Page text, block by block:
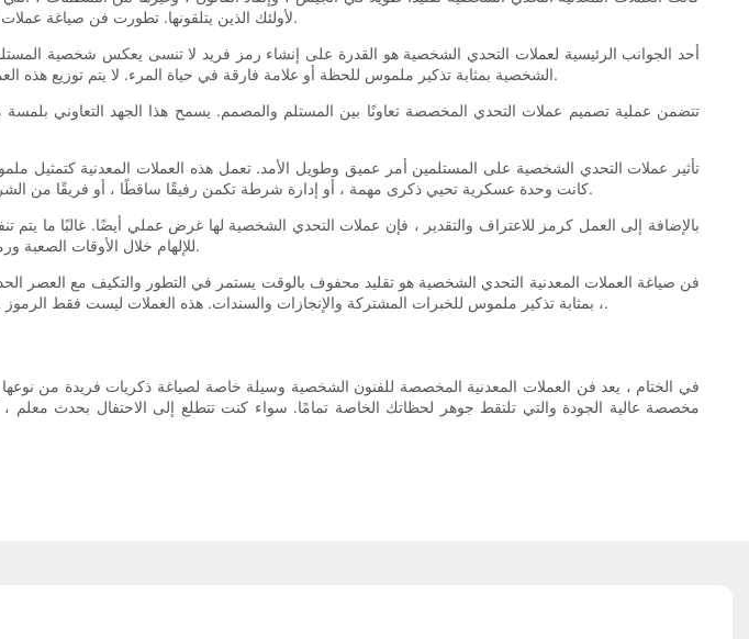
لأولئك الذين يتلقونها. تطورت فن صياغة عملات التحدي الشخصية على مر السنين ، مع تصميمات معقدة ورسائل ذات مغزى تترك تأثيرًا دائمًا على المستلمين.
أحد الجوانب الرئيسية لعملات التحدي الشخصية هو القدرة على إنشاء رمز فريد لا تنسى يعكس شخصية
الشخصية بمثابة تذكير ملموس للحظة أو علامة فارقة في حياة المرء. لا يتم توزيع هذه العملات المعدنية على عرض عرضي ولكن يتم إعطاؤها بالتفكير والمعنى ، مما يجعلها تذكارًا عزيزًا لسنوات قادمة.
تتضمن عملية تصميم عملات التحدي المخصصة تعاونًا بين المستلم والمصمم. يسمح هذا الجهد التعاوني
تأثير عملات التحدي الشخصية على المستلمين أمر عميق وطويل الأمد. تعمل هذه العملات المعدنية كتمثيل
كانت وحدة عسكرية تحيي ذكرى مهمة ، أو إدارة شرطة تكمن رفيقًا ساقطًا ، أو فريقًا من الشركات يحتفل بمشروع ناجح ، فإن عملات التحدي الشخصية تحتل مكانة خاصة في قلوب أولئك الذين يستقبلونها.
بالإضافة إلى العمل كرمز للاعتراف والتقدير ، فإن عملات التحدي الشخصية لها غرض عملي أيضًا. غالبًا ما يتم
للإلهام خلال الأوقات الصعبة ورمز الفخر خلال لحظات النصر. إن وجود العملة المادية بمثابة تذكير مستمر بالقيم والمبادئ التي يحملها المستلم.
فن صياغة العملات المعدنية التحدي الشخصية هو تقليد محفوف بالوقت يستمر في التطور والتكيف مع العصر
، بمثابة تذكير ملموس للخبرات المشتركة والإنجازات والسندات. هذه العملات ليست فقط الرموز المميزة ولكن رموز الشرف والاحترام والصداقة الحميمة التي تحتل مكانًا خاصًا في قلوب أولئك الذين يتلقونها.
مخصصة عالية الجودة والتي تلتقط جوهر لحظاتك الخاصة تمامًا. سواء كنت تتطلع إلى الاحتفال بحدث